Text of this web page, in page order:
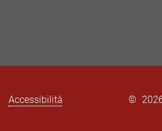
Accessibilità ©